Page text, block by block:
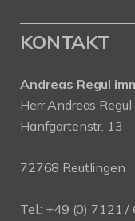
KONTAKT
Andreas Regul
Herr Andreas Regul
Hanfgartenstr. 13
72768 Reutlingen
Tel.: +49 (0) 7121 /